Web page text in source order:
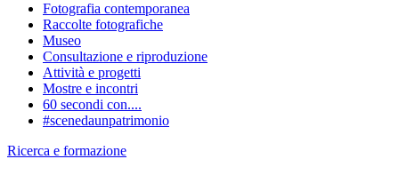
Fotografia contemporanea
Raccolte fotografiche
Museo
Consultazione e riproduzione
Attività e progetti
Mostre e incontri
60 secondi con....
#scenedaunpatrimonio
Ricerca e formazione